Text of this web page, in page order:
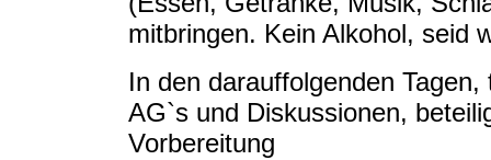
mitbringen. Kein Alkohol, seid
In den darauffolgenden
AG`s und Diskussionen,
Vorbereitung